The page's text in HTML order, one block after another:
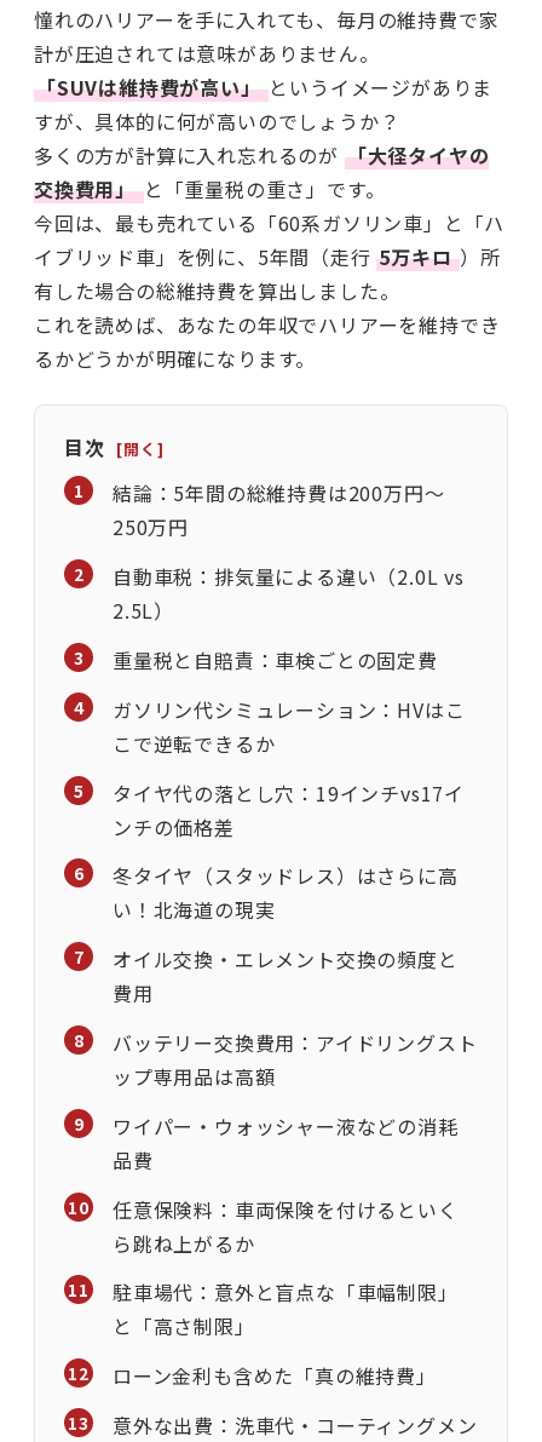
憧れのハリアーを手に入れても、毎月の維持費で家
計が圧迫されては意味がありません。
「SUVは維持費が高い」というイメージがありま
すが、具体的に何が高いのでしょうか？
多くの方が計算に入れ忘れるのが 「大径タイヤの
交換費用」と「重量税の重さ」です。
今回は、最も売れている「60系ガソリン車」と「ハ
イブリッド車」を例に、5年間（走行5万キロ）所
有した場合の総維持費を算出しました。
これを読めば、あなたの年収でハリアーを維持でき
るかどうかが明確になります。
目次
結論：5年間の総維持費は200万円〜
250万円
自動車税：排気量による違い（2.0L vs
2.5L）
重量税と自賠責：車検ごとの固定費
ガソリン代シミュレーション：HVはこ
こで逆転できるか
タイヤ代の落とし穴：19インチvs17イ
ンチの価格差
冬タイヤ（スタッドレス）はさらに高
い！北海道の現実
オイル交換・エレメント交換の頻度と
費用
バッテリー交換費用：アイドリングスト
ップ専用品は高額
ワイパー・ウォッシャー液などの消耗
品費
任意保険料：車両保険を付けるといく
ら跳ね上がるか
駐車場代：意外と盲点な「車幅制限」
と「高さ制限」
ローン金利も含めた「真の維持費」
意外な出費：洗車代・コーティングメン